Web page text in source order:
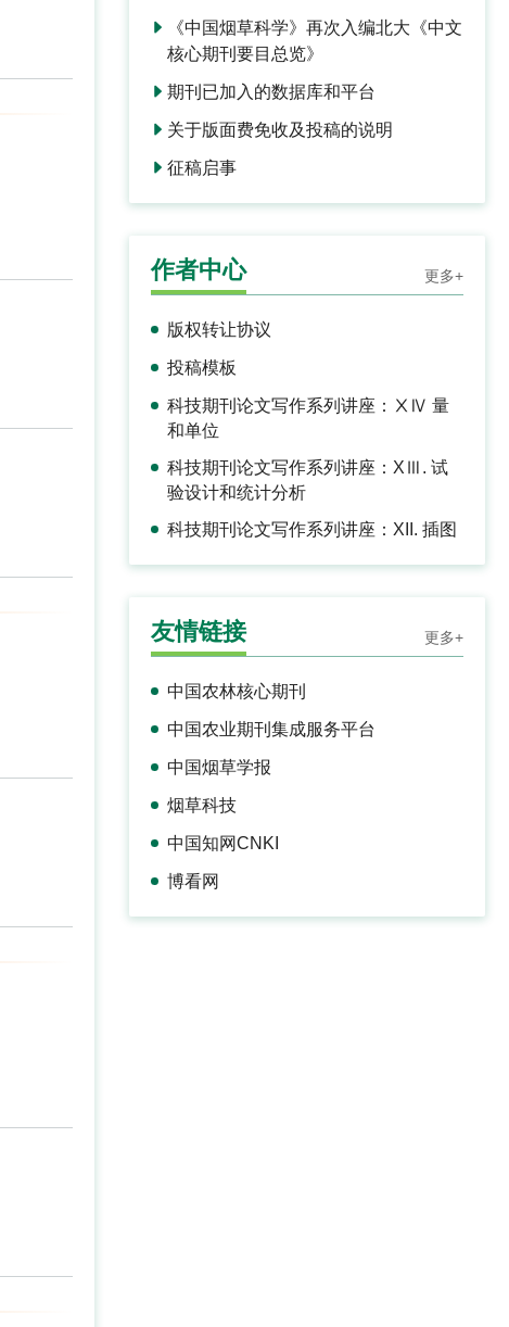
《中国烟草科学》再次入编北大《中文
核心期刊要目总览》
期刊已加入的数据库和平台
关于版面费免收及投稿的说明
征稿启事
作者中心 更多+
版权转让协议
投稿模板
科技期刊论文写作系列讲座：ⅩⅣ 量
和单位
科技期刊论文写作系列讲座：XⅢ. 试
验设计和统计分析
科技期刊论文写作系列讲座：XII. 插图
友情链接 更多+
中国农林核心期刊
中国农业期刊集成服务平台
中国烟草学报
烟草科技
中国知网CNKI
博看网